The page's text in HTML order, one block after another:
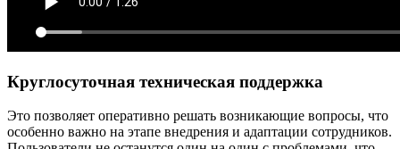
Круглосуточная техническая поддержка
Это позволяет оперативно решать возникающие вопросы, что
особенно важно на этапе внедрения и адаптации сотрудников.